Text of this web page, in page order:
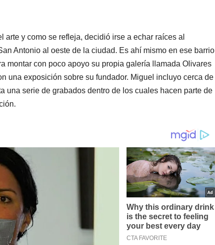
arte y como se refleja, decidió irse a echar raíces al
Antonio al oeste de la ciudad. Es ahí mismo en ese barrio
montar con poco apoyo su propia galería llamada Olivares
una exposición sobre su fundador. Miguel incluyo cerca de
una serie de grabados dentro de los cuales hacen parte de